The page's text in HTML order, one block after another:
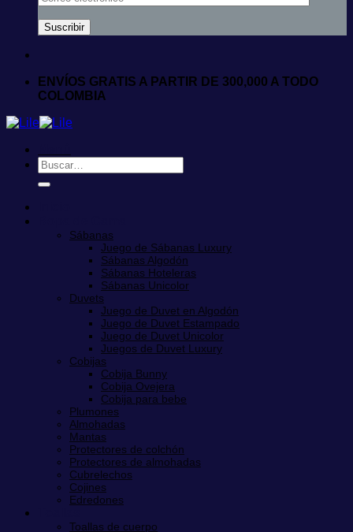
ENVÍOS GRATIS A PARTIR DE 300,000 A TODO
COLOMBIA
Buscar
por:
Sábanas
Juego de Sábanas Luxury
Sábanas Algodón
Sábanas Hoteleras
Sábanas Unicolor
Duvets
Juego de Duvet en Algodón
Juego de Duvet Estampado
Juego de Duvet Unicolor
Juegos de Duvet Luxury
Cobijas
Cobija Bunny
Cobija Ovejera
Cobija para bebe
Plumones
Almohadas
Mantas
Protectores de colchón
Protectores de almohadas
Cubrelechos
Cojines
Edredones
Toallas de cuerpo